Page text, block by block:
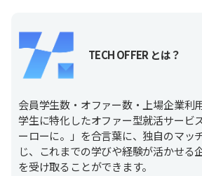
TECH OFFER とは？
会員学生数・オファー数・上場企業利
学生に特化したオファー型就活サービ
ーローに。」を合言葉に、独自のマッ
じ、これまでの学びや経験が活かせる
を受け取ることができます。